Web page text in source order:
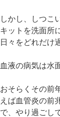
しかし、しつこ
キットを洗面所
日々をどれだけ
血液の病気は水
おそらくその前
えば血管炎の前
で、やり過ごし